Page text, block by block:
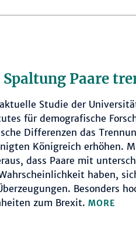
Paare
Studie der
für demografische
Differenzen das
Königreich erhöhen.
dass Paare mit
haben,
Besonders
zum Brexit. MORE